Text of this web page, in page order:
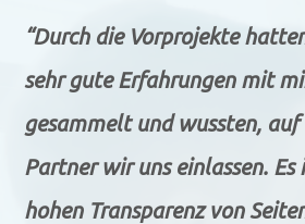
“Durch die Vorprojekte
sehr gute Erfahrungen mit
gesammelt und wussten, auf
Partner wir uns einlassen. Es
hohen Transparenz von